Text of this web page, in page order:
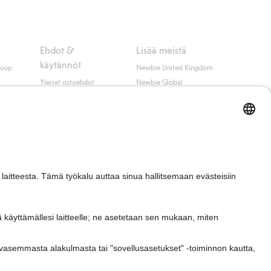
Ehdot &
käytännöt
Yleiset ostoehdot
Lisää meistä
Newbie United Kingdom
Newbie Global